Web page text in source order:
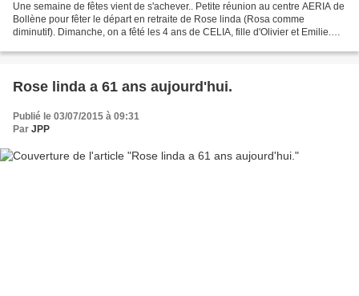
Une semaine de fêtes vient de s'achever.. Petite réunion au centre AERIA de
Bollène pour fêter le départ en retraite de Rose linda (Rosa comme
diminutif). Dimanche, on a fêté les 4 ans de CELIA, fille d'Olivier et Emilie.
Rose linda a 61 ans aujourd'hui.
Publié le 03/07/2015 à 09:31
Par JPP